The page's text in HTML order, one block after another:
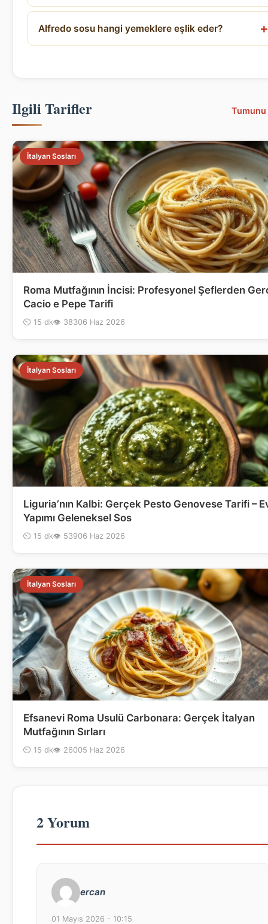
Alfredo sosu hangi yemeklere eşlik eder?
Ilgili Tarifler
İtalyan Sosları
Roma Mutfağının İncisi: Profesyonel Şeflerden
Cacio e Pepe Tarifi
⏲ 15 dk👁 38306 Haz 2026
İtalyan Sosları
Liguria’nın Kalbi: Gerçek Pesto Genovese Tarifi –
Yapımı Geleneksel Sos
⏲ 15 dk👁 53906 Haz 2026
İtalyan Sosları
Efsanevi Roma Usulü Carbonara: Gerçek İtalyan
Mutfağının Sırları
⏲ 15 dk👁 26005 Haz 2026
2 Yorum
ercan
01 Mayıs 2026 - 10:15